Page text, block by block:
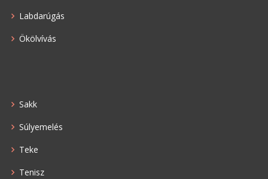
Labdarúgás
Ökölvívás
Sakk
Súlyemelés
Teke
Tenisz